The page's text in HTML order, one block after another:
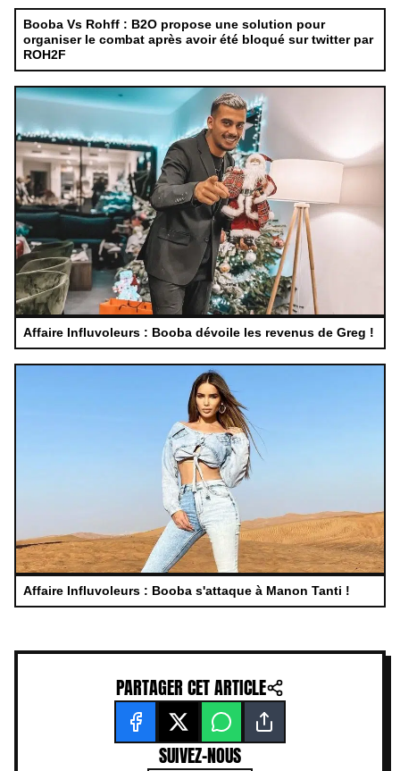
Booba Vs Rohff : B2O propose une solution pour
organiser le combat après avoir été bloqué sur twitter par
ROH2F
Affaire Influvoleurs : Booba dévoile les revenus de Greg !
Affaire Influvoleurs : Booba s'attaque à Manon Tanti !
PARTAGER CET ARTICLE
SUIVEZ-NOUS